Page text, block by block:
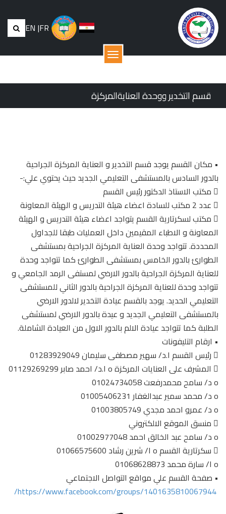
EN |FR
القائمة
قسم التخدير ووحدة العنايةالمركزة
• مكان القسم يوجد قسم التخدير و العناية المركزة الجراحية
بالدور السادس بالمستشفى التعليمي الجديد حيث يحتوي علي:-
 مكتب الاستاذ الدكتور رئيس القسم
 عدد 2 مكتب للسادة اعضاء هيئة التدريس و الهيئة المعاونة
 مكتب لسكرتارية القسم يتواجد اعضاء هيئة التدريس و الهيئة
المعاونة و الاطباء المقيمين داخل العمليات طبقا للجداول
المحددة. تتواجد وحدة العناية المركزة الجراحية بمستشفى
الطوارئ بالدور الخامس بمستشفى الطوارئ كما تتواجد وحدة
للعناية المركزة الجراحية بالدور الارضي لمستفى الرمد الجامعي و
تتواجد وحدة للعناية المركزة الجراحية بالدور الثاني للمستشفى
التعليمي الحديد. يوجد بالقسم عيادة التخدير لالدور الارضي
بالمستشفى التعليمي الجديد و عيدة بالدور الارضي لمستشفى
الطلبة كما تتواجد عيادة الالم بالدور الاول من العيادة الشاملة.
• ارقام التليفونات
 رئيس القسم ا.د/ سهير مصطفى سليمان 01283929049
 المشرف على العنايات المركزة o ا.د/ احمد صابر 01129269299
o د/ سامح محمدرفعت 01024734058
o د/ محمد سمير عبدالغفار 01005406231
o د/ عمرو احمد مجدي 01003805749
 منسق الموقع الالكتروني
o د/ سامح عبد الخالق احمد 01002977048
 سكرتارية القسم o ا/ شرين رشاد 01066575600
o ا/ سارة محمد 01068628873
• صفحة القسم علي مواقع التواصل الاجتماعي
https://www.facebook.com/groups/1401635810067944/